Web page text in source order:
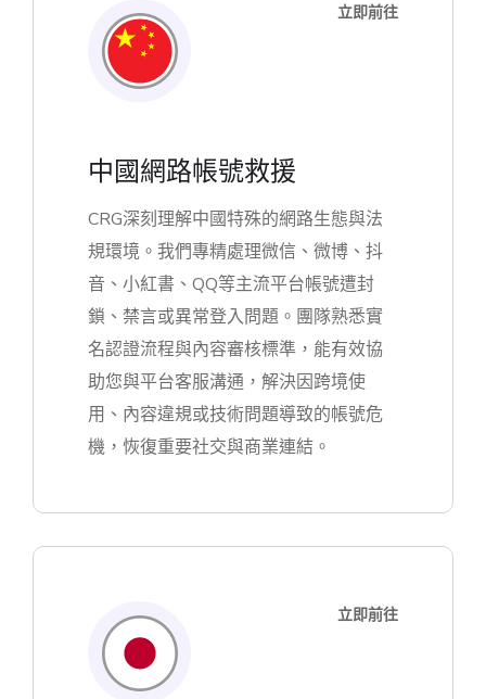
立即前往
中國網路帳號救援
CRG深刻理解中國特殊的網路生態與法
規環境。我們專精處理微信、微博、抖
音、小紅書、QQ等主流平台帳號遭封
鎖、禁言或異常登入問題。團隊熟悉實
名認證流程與內容審核標準，能有效協
助您與平台客服溝通，解決因跨境使
用、內容違規或技術問題導致的帳號危
機，恢復重要社交與商業連結。
立即前往